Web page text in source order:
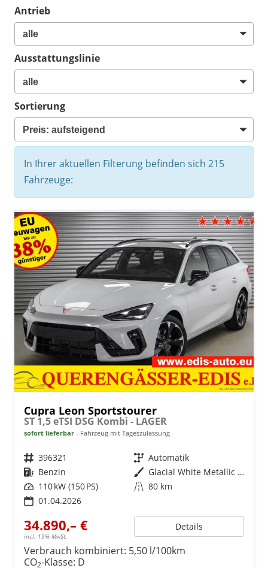
Antrieb
Ausstattungslinie
Sortierung
In Ihrer aktuellen Filterung befinden sich 215
Fahrzeuge:
Cupra Leon Sportstourer
ST 1,5 eTSI DSG Kombi - LAGER
sofort lieferbar Fahrzeug mit Tageszulassung
Fahrzeugnr. 396321 Getriebe Automatik
Kraftstoff Benzin Außenfarbe
Glacial White Metallic (2Y)
Leistung 110 kW (150 PS) Kilometerstand 80 km
01.04.2026
34.890,– €
incl. 19% MwSt.
Details
Verbrauch kombiniert: 5,50 l/100km
CO2-Klasse: D